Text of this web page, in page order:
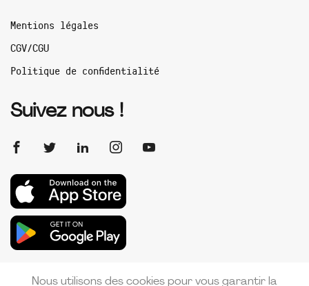
Mentions légales
CGV/CGU
Politique de confidentialité
Suivez nous !
Nous utilisons des cookies pour vous garantir la